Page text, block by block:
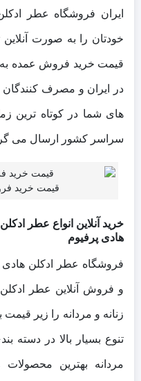
ایران فروشگاه عطر
خودتان را به صورت
قیمت خرید فروش عمده
در ایران و مصرف
های شما در کوتاه ترین
سراسر کشور ارسال می
قیمت خرید
خرید آنلاین انواع عطر
هادی پرفیوم
فروشگاه عطر ادکلن
و فروش آنلاین عطر
زنانه و مردانه را زیر
تنوع بسیار بالا در دسته
مردانه بهترین